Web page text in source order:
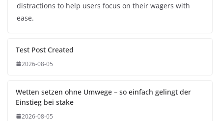
distractions to help users focus on their wagers with
ease.
Test Post Created
2026-08-05
Wetten setzen ohne Umwege – so einfach gelingt der
Einstieg bei stake
2026-08-05